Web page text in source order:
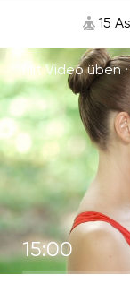
15
Mit Video üben
15:00